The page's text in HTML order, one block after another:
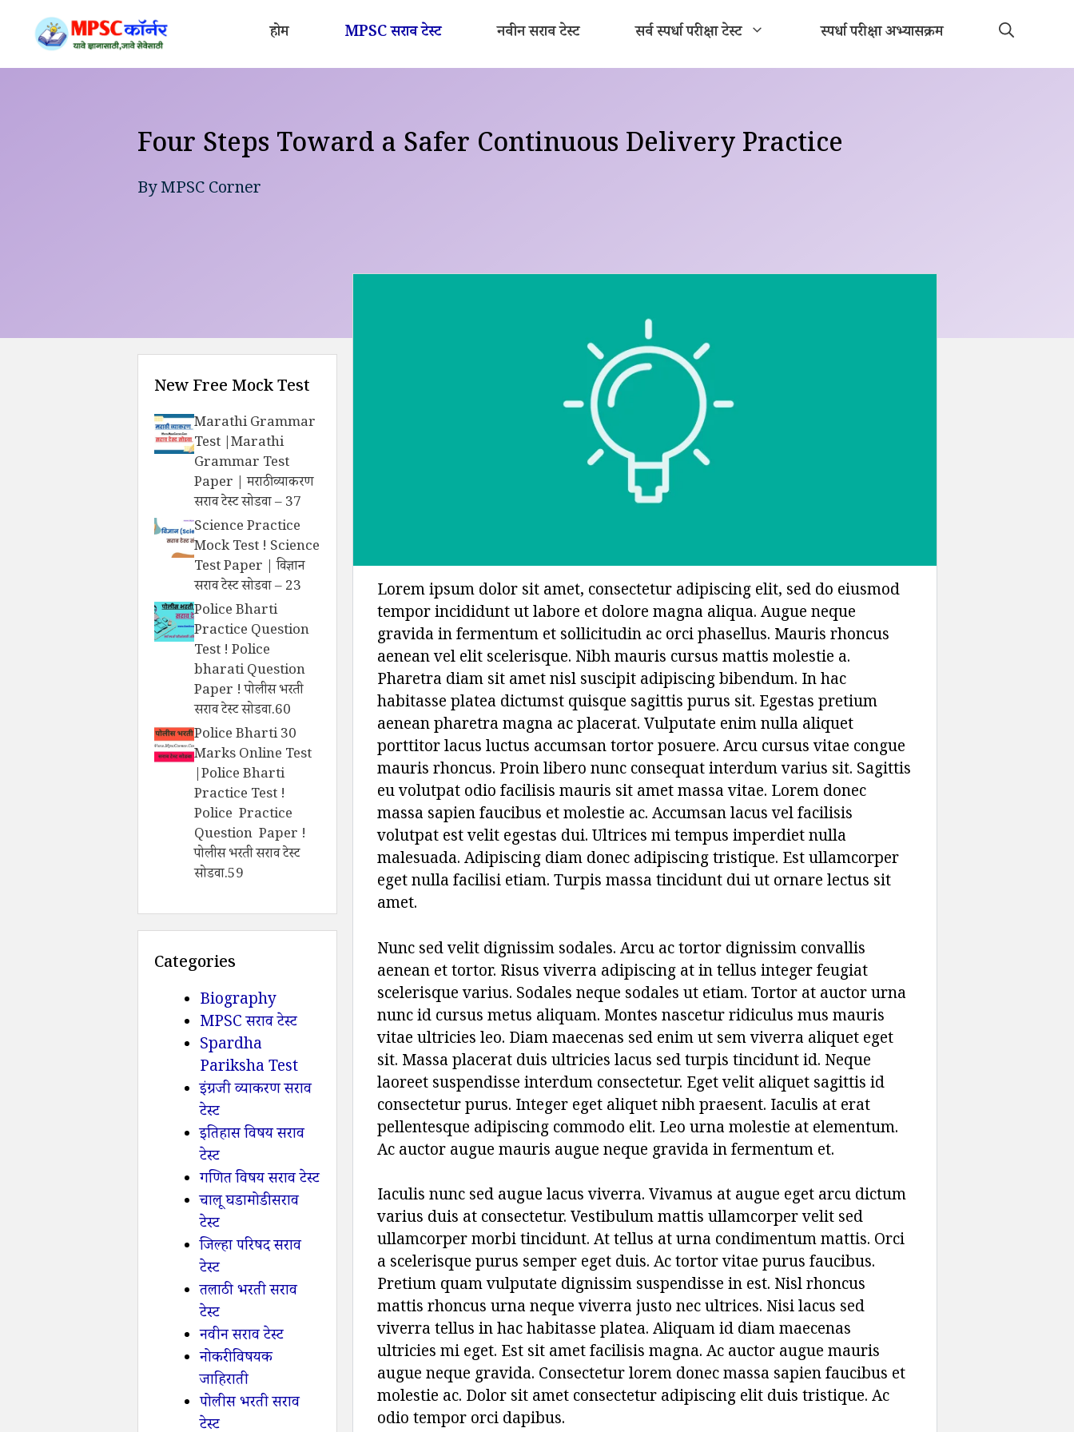
content
होम MPSC सराव टेस्ट नवीन सराव टेस्ट सर्व स्पर्धा परीक्षा टेस्ट स्पर्धा परीक्षा अभ्यासक्रम
Four Steps Toward a Safer Continuous Delivery Practice
ByMPSC Corner
Lorem ipsum dolor sit amet, consectetur adipiscing elit, sed do eiusmod
tempor incididunt ut labore et dolore magna aliqua. Augue neque
gravida in fermentum et sollicitudin ac orci phasellus. Mauris rhoncus
aenean vel elit scelerisque. Nibh mauris cursus mattis molestie a.
Pharetra diam sit amet nisl suscipit adipiscing bibendum. In hac
habitasse platea dictumst quisque sagittis purus sit. Egestas pretium
aenean pharetra magna ac placerat. Vulputate enim nulla aliquet
porttitor lacus luctus accumsan tortor posuere. Arcu cursus vitae congue
mauris rhoncus. Proin libero nunc consequat interdum varius sit. Sagittis
eu volutpat odio facilisis mauris sit amet massa vitae. Lorem donec
massa sapien faucibus et molestie ac. Accumsan lacus vel facilisis
volutpat est velit egestas dui. Ultrices mi tempus imperdiet nulla
malesuada. Adipiscing diam donec adipiscing tristique. Est ullamcorper
eget nulla facilisi etiam. Turpis massa tincidunt dui ut ornare lectus sit
amet.
Nunc sed velit dignissim sodales. Arcu ac tortor dignissim convallis
aenean et tortor. Risus viverra adipiscing at in tellus integer feugiat
scelerisque varius. Sodales neque sodales ut etiam. Tortor at auctor urna
nunc id cursus metus aliquam. Montes nascetur ridiculus mus mauris
vitae ultricies leo. Diam maecenas sed enim ut sem viverra aliquet eget
sit. Massa placerat duis ultricies lacus sed turpis tincidunt id. Neque
laoreet suspendisse interdum consectetur. Eget velit aliquet sagittis id
consectetur purus. Integer eget aliquet nibh praesent. Iaculis at erat
pellentesque adipiscing commodo elit. Leo urna molestie at elementum.
Ac auctor augue mauris augue neque gravida in fermentum et.
Iaculis nunc sed augue lacus viverra. Vivamus at augue eget arcu dictum
varius duis at consectetur. Vestibulum mattis ullamcorper velit sed
ullamcorper morbi tincidunt. At tellus at urna condimentum mattis. Orci
a scelerisque purus semper eget duis. Ac tortor vitae purus faucibus.
Pretium quam vulputate dignissim suspendisse in est. Nisl rhoncus
mattis rhoncus urna neque viverra justo nec ultrices. Nisi lacus sed
viverra tellus in hac habitasse platea. Aliquam id diam maecenas
ultricies mi eget. Est sit amet facilisis magna. Ac auctor augue mauris
augue neque gravida. Consectetur lorem donec massa sapien faucibus et
molestie ac. Dolor sit amet consectetur adipiscing elit duis tristique. Ac
odio tempor orci dapibus.
New Free Mock Test
Marathi Grammar
Test |Marathi
Grammar Test
Paper | मराठी व्याकरण
सराव टेस्ट सोडवा – 37
Science Practice
Mock Test ! Science
Test Paper | विज्ञान
सराव टेस्ट सोडवा – 23
Police Bharti
Practice Question
Test ! Police
bharati Question
Paper ! पोलीस भरती
सराव टेस्ट सोडवा.60
Police Bharti 30
Marks Online Test
|Police Bharti
Practice Test !
Police Practice
Question Paper !
पोलीस भरती सराव टेस्ट
सोडवा.59
Categories
Biography
MPSC सराव टेस्ट
Spardha
Pariksha Test
इंग्रजी व्याकरण सराव
टेस्ट
इतिहास विषय सराव
टेस्ट
गणित विषय सराव टेस्ट
चालू घडामोडी सराव
टेस्ट
जिल्हा परिषद सराव
टेस्ट
तलाठी भरती सराव
टेस्ट
नवीन सराव टेस्ट
नोकरी विषयक
जाहिराती
पोलीस भरती सराव
टेस्ट